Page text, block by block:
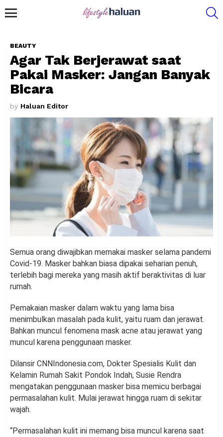
BEAUTY
Agar Tak Berjerawat saat
Pakai Masker: Jangan Banyak
Bicara
by Haluan Editor
Semua orang diwajibkan memakai masker selama pandemi
Covid-19. Masker bahkan biasa dipakai seharian penuh,
terlebih bagi mereka yang masih aktif beraktivitas di luar
rumah.
Pemakaian masker dalam waktu yang lama bisa
menimbulkan masalah pada kulit, yaitu ruam dan jerawat.
Bahkan muncul fenomena mask acne atau jerawat yang
muncul karena penggunaan masker.
Dilansir CNNIndonesia.com, Dokter Spesialis Kulit dan
Kelamin Rumah Sakit Pondok Indah, Susie Rendra
mengatakan penggunaan masker bisa memicu berbagai
permasalahan kulit. Mulai jerawat hingga ruam di sekitar
wajah.
“Permasalahan kulit ini memang bisa muncul karena saat